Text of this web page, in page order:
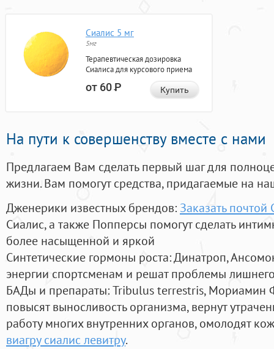
Сиалис 5 мг
5мг
Терапевтическая дозировка
Сиалиса для курсового приема
от 60Р Купить
На пути к совершенству вместе с нами
Предлагаем Вам сделать первый шаг для
жизни. Вам помогут средства, придагаемые на
Дженерики известных брендов: Заказать
Сиалис, а также Попперсы помогут сделать
более насыщенной и яркой
Синтетические гормоны роста: Динатроп,
энергии спортсменам и решат проблемы
БАДы и препараты:Tribulus terrestris, Мориамин
повысят выносливость организма, вернут
работу многих внутренних органов, омолодят
виагру сиалис левитру.